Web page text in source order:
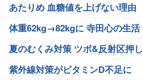
あたりめ 血糖値を上げない理由
体重62kg→82kgに 寺田心の生活
夏のむくみ対策 ツボ&反射区押し
紫外線対策がビタミンD不足に